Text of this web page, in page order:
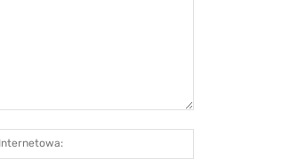
Internetowa: